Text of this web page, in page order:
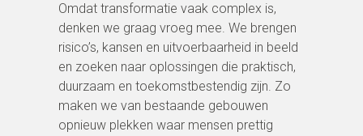
Omdat transformatie vaak complex is,
denken we graag vroeg mee. We brengen
risico’s, kansen en uitvoerbaarheid in beeld
en zoeken naar oplossingen die praktisch,
duurzaam en toekomstbestendig zijn. Zo
maken we van bestaande gebouwen
opnieuw plekken waar mensen prettig